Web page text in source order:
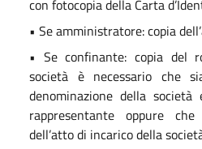
con fotocopia della Carta
• Se amministratore: copia
• Se confinante: copia del
società è necessario che
denominazione della
rappresentante oppure
dell’atto di incarico della